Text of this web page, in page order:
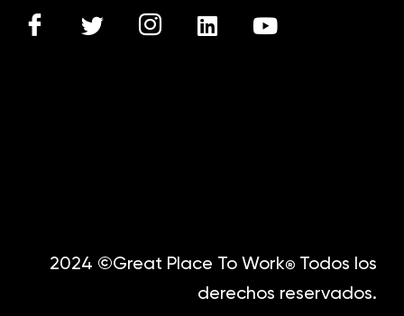
2024 ©Great Place To Work® Todos los
derechos reservados.